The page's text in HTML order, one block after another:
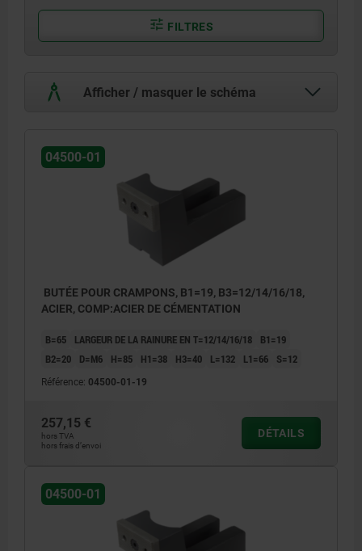
FILTRES
Afficher / masquer le schéma
04500-01
BUTÉE POUR CRAMPONS, B1=19, B3=12/14/16/18,
ACIER, COMP:ACIER DE CÉMENTATION
B=65 LARGEUR DE LA RAINURE EN T=12/14/16/18
B1=19
B2=20
D=M6 H=85 H1=38 H3=40 L=132 L1=66 S=12
Référence: 04500-01-19
257,15 €
hors TVA
hors frais d’envoi
DÉTAILS
04500-01